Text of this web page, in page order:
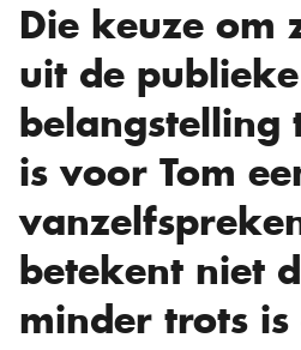
Die keuze om
uit de publieke
belangstelling
is voor Tom
betekent niet
minder trots is